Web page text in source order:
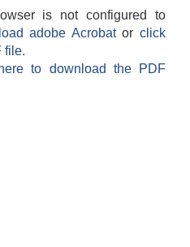
is not configured to
adobe Acrobatorclick
file.
to download the PDF